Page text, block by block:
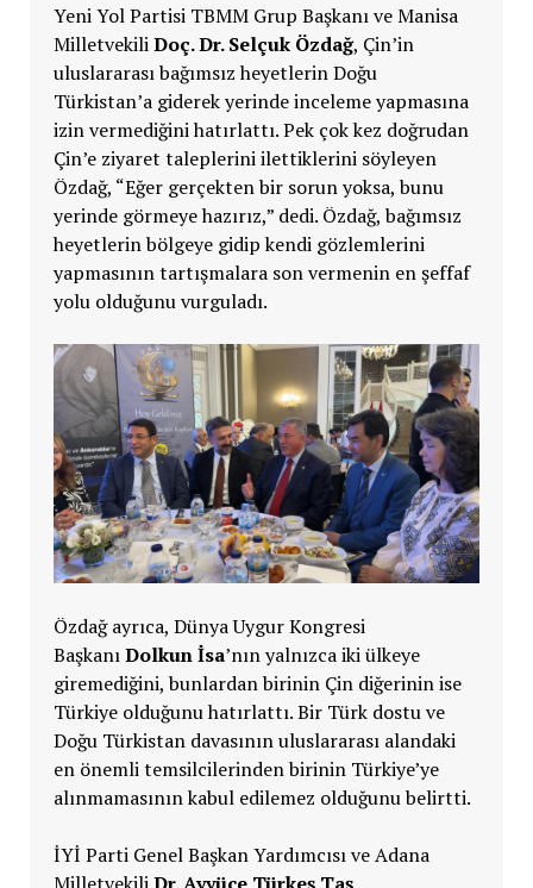
Yeni Yol Partisi TBMM Grup Başkanı ve Manisa
MilletvekiliDoç. Dr. Selçuk Özdağ, Çin’in
uluslararası bağımsız heyetlerin Doğu
Türkistan’a giderek yerinde inceleme yapmasına
izin vermediğini hatırlattı. Pek çok kez doğrudan
Çin’e ziyaret taleplerini ilettiklerini söyleyen
Özdağ, “Eğer gerçekten bir sorun yoksa, bunu
yerinde görmeye hazırız,” dedi. Özdağ, bağımsız
heyetlerin bölgeye gidip kendi gözlemlerini
yapmasının tartışmalara son vermenin en şeffaf
yolu olduğunu vurguladı.
Özdağ ayrıca, Dünya Uygur Kongresi
BaşkanıDolkun İsa’nın yalnızca iki ülkeye
giremediğini, bunlardan birinin Çin diğerinin ise
Türkiye olduğunu hatırlattı. Bir Türk dostu ve
Doğu Türkistan davasının uluslararası alandaki
en önemli temsilcilerinden birinin Türkiye’ye
alınmamasının kabul edilemez olduğunu belirtti.
İYİ Parti Genel Başkan Yardımcısı ve Adana